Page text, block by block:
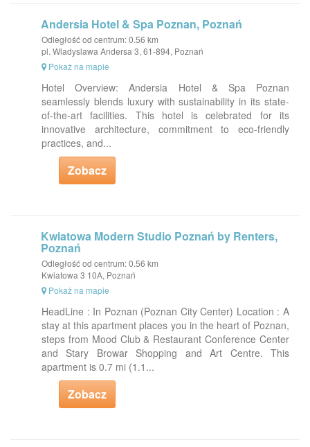
Andersia Hotel & Spa Poznan, Poznań
Odległość od centrum: 0.56 km
pl. Wladyslawa Andersa 3, 61-894, Poznań
Pokaż na mapie
Hotel Overview: Andersia Hotel & Spa Poznan
seamlessly blends luxury with sustainability in its state-
of-the-art facilities. This hotel is celebrated for its
innovative architecture, commitment to eco-friendly
practices, and...
Zobacz
Kwiatowa Modern Studio Poznań by Renters,
Poznań
Odległość od centrum: 0.56 km
Kwiatowa 3 10A, Poznań
Pokaż na mapie
HeadLine : In Poznan (Poznan City Center) Location : A
stay at this apartment places you in the heart of Poznan,
steps from Mood Club & Restaurant Conference Center
and Stary Browar Shopping and Art Centre. This
apartment is 0.7 mi (1.1...
Zobacz